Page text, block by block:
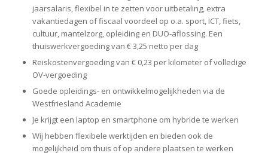
jaarsalaris, flexibel in te zetten voor uitbetaling, extra
vakantiedagen of fiscaal voordeel op o.a. sport, ICT, fiets,
cultuur, mantelzorg, opleiding en DUO-aflossing. Een
thuiswerkvergoeding van € 3,25 netto per dag
Reiskostenvergoeding van € 0,23 per kilometer of volledige
OV-vergoeding
Goede opleidings- en ontwikkelmogelijkheden via de
Westfriesland Academie
Je krijgt een laptop en smartphone om hybride te werken
Wij hebben flexibele werktijden en bieden ook de
mogelijkheid om thuis of op andere plaatsen te werken